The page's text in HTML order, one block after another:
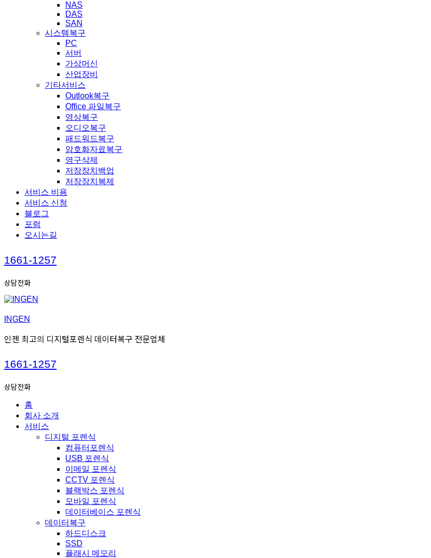
NAS
DAS
SAN
시스템복구
PC
서버
가상머신
산업장비
기타서비스
Outlook복구
Office 파일복구
영상복구
오디오복구
패드워드복구
암호화자료복구
영구삭제
저장장치백업
저장장치복제
서비스 비용
서비스 신청
블로그
포럼
오시는길
Call
1661-1257
상담전화
INGEN
인젠 최고의 디지털포렌식 데이터복구 전문업체
Call
1661-1257
상담전화
홈
회사 소개
서비스
디지털 포렌식
컴퓨터포렌식
USB 포렌식
이메일 포렌식
CCTV 포렌식
블랙박스 포렌식
모바일 포렌식
데이터베이스 포렌식
데이터복구
하드디스크
SSD
플래시 메모리